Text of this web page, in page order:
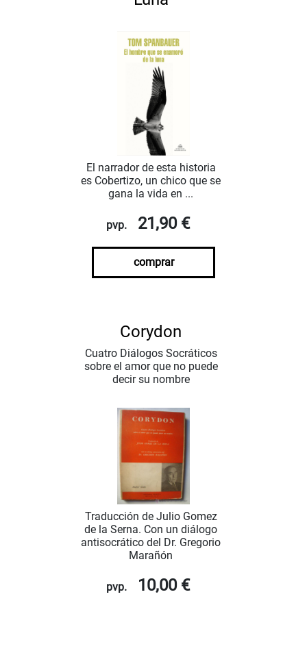
El narrador de esta historia
es Cobertizo, un chico que se
gana la vida en ...
pvp. 21,90 €
comprar
Corydon
Cuatro Diálogos Socráticos
sobre el amor que no puede
decir su nombre
Traducción de Julio Gomez
de la Serna. Con un diálogo
antisocrático del Dr. Gregorio
Marañón
pvp. 10,00 €